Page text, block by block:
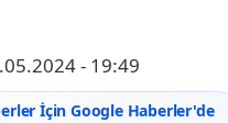
- 19:49
İçin Google Haberler'de